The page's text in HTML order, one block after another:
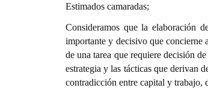
Estimados camaradas;
Consideramos que la elaboración
importante y decisivo que concierne
de una tarea que requiere decisión
estrategia y las tácticas que derivan
contradicción entre capital y trabajo,